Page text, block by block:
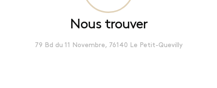
Nous trouver
79 Bd du 11 Novembre, 76140 Le Petit-Quevilly